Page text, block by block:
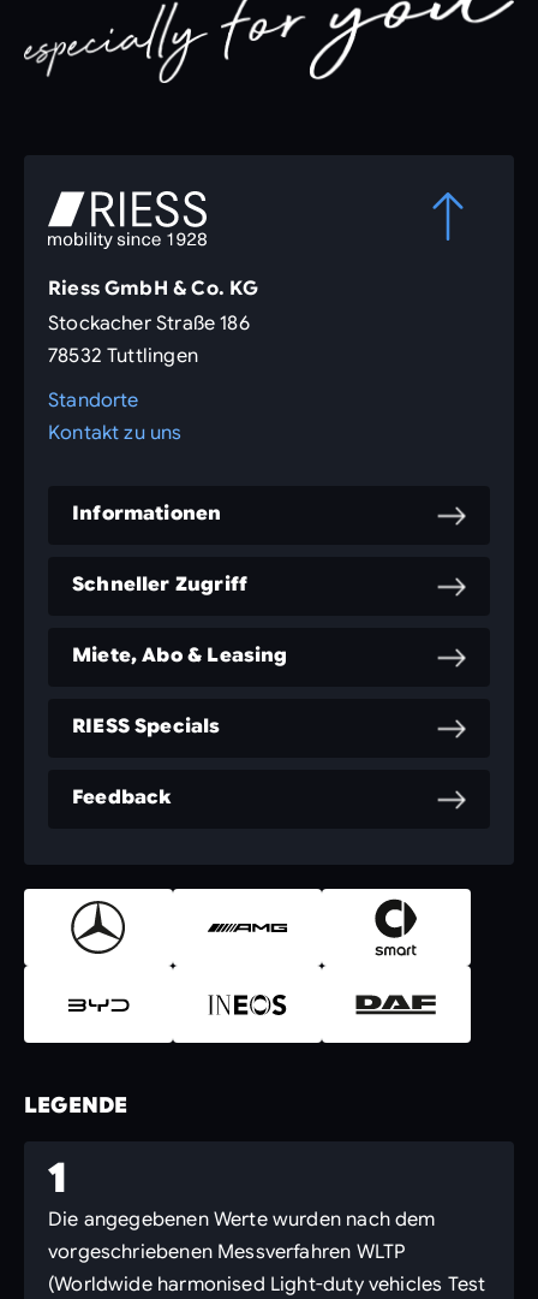
Riess GmbH & Co. KG
Stockacher Straße 186
78532 Tuttlingen
Standorte
Kontakt zu uns
Informationen
Schneller Zugriff
Miete, Abo & Leasing
RIESS Specials
Feedback
LEGENDE
1
Die angegebenen Werte wurden nach dem
vorgeschriebenen Messverfahren WLTP
(Worldwide harmonised Light-duty vehicles Test